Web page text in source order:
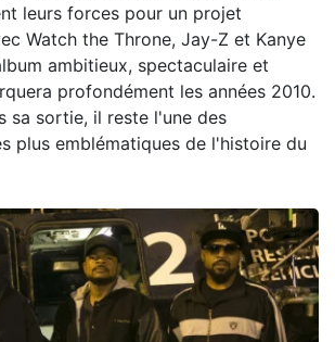
leurs forces pour un projet
Watch the Throne, Jay-Z et Kanye
ambitieux, spectaculaire et
profondément les années 2010.
sa sortie, il reste l'une des
plus emblématiques de l'histoire du